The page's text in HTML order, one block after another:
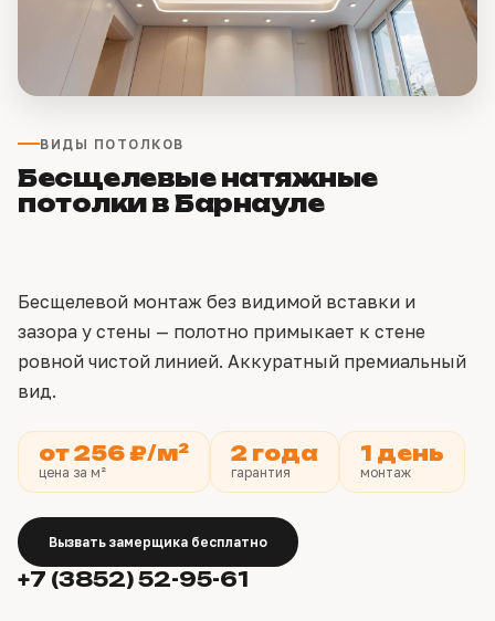
ВИДЫ ПОТОЛКОВ
Бесщелевые натяжные
потолки в Барнауле
Бесщелевой монтаж без видимой вставки и
зазора у стены — полотно примыкает к стене
ровной чистой линией. Аккуратный премиальный
вид.
от 256 ₽/м²
цена за м²
2 года
гарантия
1 день
монтаж
Вызвать замерщика бесплатно
+7 (3852) 52-95-61